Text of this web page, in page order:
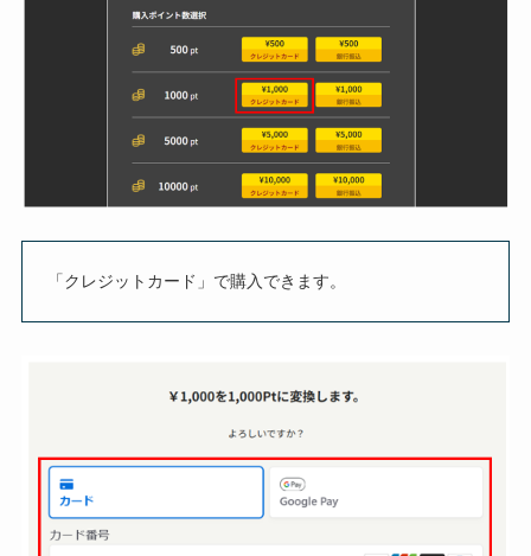
「クレジットカード」で購入できます。